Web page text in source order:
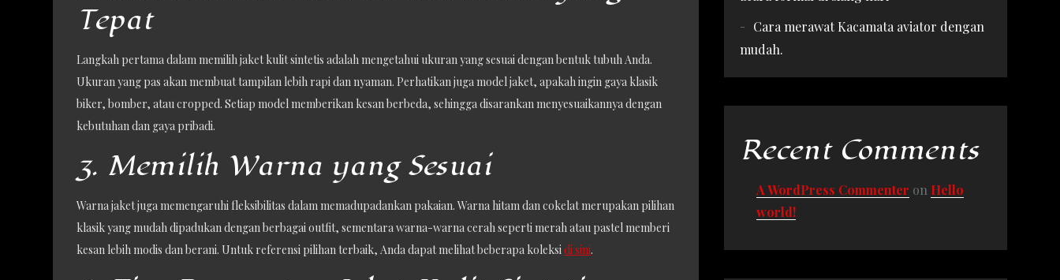
Tepat
Langkah pertama dalam memilih jaket kulit sintetis adalah mengetahui ukuran yang sesuai dengan bentuk tubuh Anda.
Ukuran yang pas akan membuat tampilan lebih rapi dan nyaman. Perhatikan juga model jaket, apakah ingin gaya klasik
biker, bomber, atau cropped. Setiap model memberikan kesan berbeda, sehingga disarankan menyesuaikannya dengan
kebutuhan dan gaya pribadi.
3. Memilih Warna yang Sesuai
Warna jaket juga memengaruhi fleksibilitas dalam memadupadankan pakaian. Warna hitam dan cokelat merupakan pilihan
klasik yang mudah dipadukan dengan berbagai outfit, sementara warna-warna cerah seperti merah atau pastel memberi
kesan lebih modis dan berani. Untuk referensi pilihan terbaik, Anda dapat melihat beberapa koleksidi sini.
Cara merawat Kacamata aviator dengan
mudah.
Recent Comments
A WordPress Commenter on Hello
world!